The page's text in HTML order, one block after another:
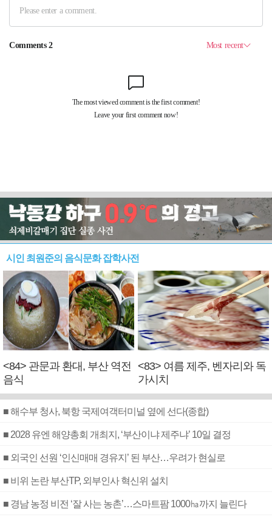
시인 최원준의 음식문화 잡학사전
<84> 관문과 환대, 부산 역전
음식
<83> 여름 제주, 벤자리와 독
가시치
■ 해수부 청사, 북항 국제여객터미널 옆에 선다(종합)
■ 2028 유엔 해양총회 개최지, ‘부산이냐 제주냐’ 10일 결정
■ 외국인 선원 ‘인신매매 경유지’ 된 부산…우려가 현실로
■ 비위 논란 부산TP, 외부인사 혁신위 설치
■ 경남 농정 비전 ‘잘 사는 농촌’…스마트팜 1000㏊까지 늘린다